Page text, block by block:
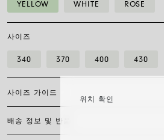
위치 확인
YELLOW WHITE ROSE
사이즈
340 370 400 430
사이즈 가이드
보석류 착용법은 개인의 스타일, 취향 및 편
론 모든 FOPE 보석류는 특히 편안하게 착
배송 정보 및 반품